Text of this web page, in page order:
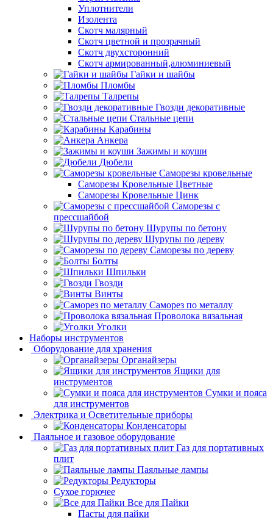
Уплотнители
Изолента
Скотч малярный
Скотч цветной и прозрачный
Скотч двухсторонний
Скотч армированный,алюминиевый
Гайки и шайбы
Пломбы
Талрепы
Гвозди декоративные
Стальные цепи
Карабины
Анкера
Зажимы и коуши
Дюбели
Саморезы кровельные
Саморезы Кровельные Цветные
Саморезы Кровельные Цинк
Саморезы с
прессшайбой
Шурупы по бетону
Шурупы по дереву
Саморезы по дереву
Болты
Шпильки
Гвозди
Винты
Саморез по металлу
Проволока вязальная
Уголки
Наборы инструментов
Оборудование для хранения
Органайзеры
Ящики для
инструментов
Сумки и пояса
для инструментов
Электрика и Осветительные приборы
Конденсаторы
Паяльное и газовое оборудование
Газ для портативных
плит
Паяльные лампы
Редукторы
Сухое горючее
Все для Пайки
Пасты для пайки